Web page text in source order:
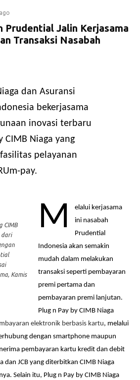
Prudential Jalin Kerjasama
Transaksi Nasabah
dan Asuransi
bekerjasama
inovasi terbaru
CIMB Niaga yang
pelayanan
pay.
CIMB
dari
Kamis
M
elalui kerjasama
ini nasabah
Prudential
Indonesia akan semakin
mudah dalam melakukan
transaksi seperti pembayaran
premi pertama dan
pembayaran premi lanjutan.
Plug n Pay by CIMB Niaga
elektronik berbasis kartu, melalui
dengan smartphone maupun
pembayaran kartu kredit dan debit
dan JCB yang diterbitkan CIMB Niaga
Selain itu, Plug n Pay by CIMB Niaga